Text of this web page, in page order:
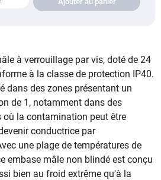
à verrouillage par vis, doté de 24
à la classe de protection IP40.
dans des zones présentant un
de 1, notamment dans des
où la contamination peut être
conductrice par
une plage de températures de
embase mâle non blindé est conçu
bien au froid extrême qu'à la